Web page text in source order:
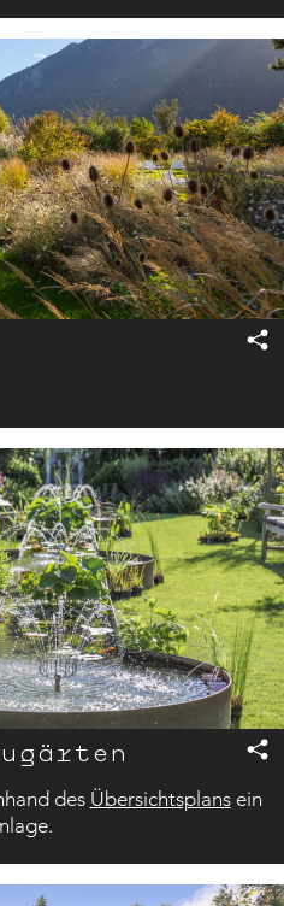
des Übersichtsplansein